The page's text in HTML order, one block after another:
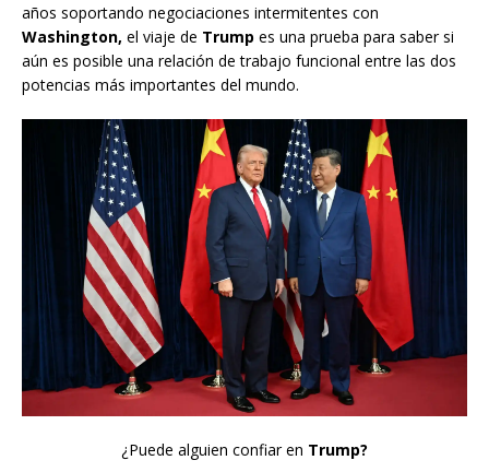
años soportando negociaciones intermitentes con
Washington, el viaje de Trump es una prueba para saber si
aún es posible una relación de trabajo funcional entre las dos
potencias más importantes del mundo.
¿Puede alguien confiar en Trump?